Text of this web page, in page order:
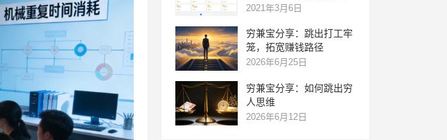
2021年3月6日
穷兼宝分享：跳出打工牢
笼，拓宽赚钱路径
2026年6月25日
穷兼宝分享：如何跳出穷
人思维
2026年6月12日